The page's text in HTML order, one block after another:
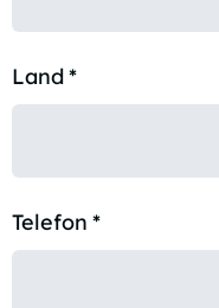
Land*
Telefon *